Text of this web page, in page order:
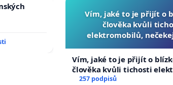
Vím, jaké to je přijít o
člověka kvůli
elektromobilů,
auta!
Vím, jaké to je přijít o
člověka kvůli tichosti
nečekejme, až přibydou
257 podpisů